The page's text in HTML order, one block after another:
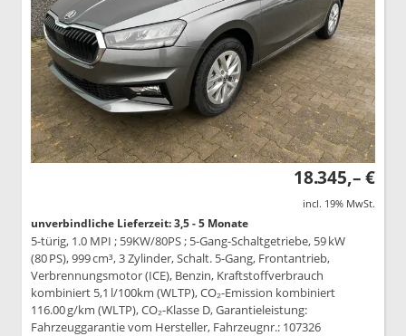
18.345,– €
incl. 19% MwSt.
unverbindliche Lieferzeit: 3,5 - 5 Monate
5-türig, 1.0 MPI ; 59KW/80PS ; 5-Gang-Schaltgetriebe, 59 kW
(80 PS), 999 cm³, 3 Zylinder, Schalt. 5-Gang, Frontantrieb,
Verbrennungsmotor (ICE), Benzin, Kraftstoffverbrauch
kombiniert 5,1 l/100km (WLTP), CO₂-Emission kombiniert
116.00 g/km (WLTP), CO₂-Klasse D, Garantieleistung:
Fahrzeuggarantie vom Hersteller, Fahrzeugnr.: 107326